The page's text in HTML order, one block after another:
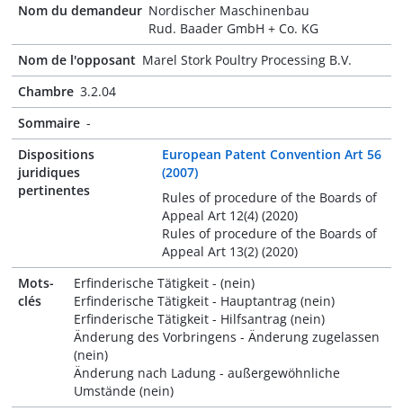
Nom du demandeur Nordischer Maschinenbau
Rud. Baader GmbH + Co. KG
Nom de l'opposant Marel Stork Poultry Processing B.V.
Chambre 3.2.04
Sommaire -
Dispositions
juridiques
pertinentes
European Patent Convention Art 56
(2007)
Rules of procedure of the Boards of
Appeal Art 12(4) (2020)
Rules of procedure of the Boards of
Appeal Art 13(2) (2020)
Mots-
clés
Erfinderische Tätigkeit - (nein)
Erfinderische Tätigkeit - Hauptantrag (nein)
Erfinderische Tätigkeit - Hilfsantrag (nein)
Änderung des Vorbringens - Änderung zugelassen
(nein)
Änderung nach Ladung - außergewöhnliche
Umstände (nein)